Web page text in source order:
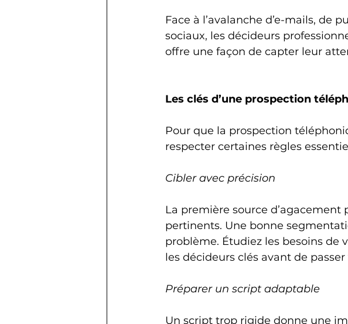
Face à l’avalanche d’e-mails, de
sociaux, les décideurs
offre une façon de capter leur
Les clés d’une prospection
Pour que la prospection
respecter certaines règles
Cibler avec précision
La première source d’agacement
pertinents. Une bonne
problème. Étudiez les besoins de
les décideurs clés avant de
Préparer un script adaptable
Un script trop rigide donne une